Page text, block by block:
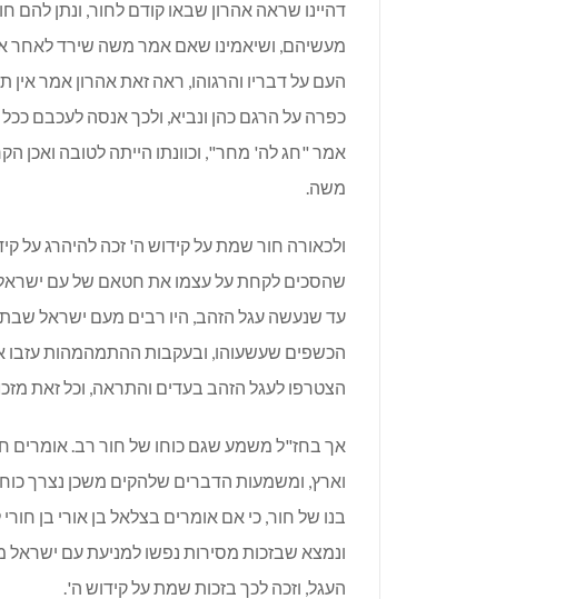
דהיינו שראה אהרון שבאו קודם לחור, ונתן
מעשיהם, ושיאמינו שאם אמר משה שירד לאחר
העם על דבריו והרגוהו, ראה זאת אהרון אמר
כפרה על הרגם כהן ונביא, ולכך אנסה לעכבם
אמר "חג לה' מחר", וכוונתו הייתה לטובה ואכן
משה.
ולכאורה חור שמת על קידוש ה' זכה להיהרג על
שהסכים לקחת על עצמו את חטאם של עם ישראל,
עד שנעשה עגל הזהב, היו רבים מעם ישראל
הכשפים שעשעוהו, ובעקבות ההתמהמהות
הצטרפו לעגל הזהב בעדים והתראה, וכל זאת
אך בחז"ל משמע שגם כוחו של חור רב. אומרים
וארץ, ומשמעות הדברים שלהקים משכן נצרך
בנו של חור, כי אם אומרים בצלאל בן אורי בן
ונמצא שבזכות מסירות נפשו למניעת עם
העגל, וזכה לכך בזכות שמת על קידוש ה'.